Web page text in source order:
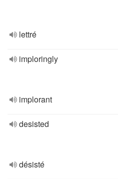
lettré
imploringly
implorant
desisted
désisté